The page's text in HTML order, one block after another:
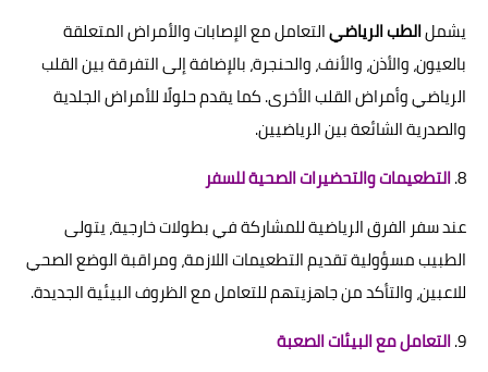
يشملالطب الرياضيالتعامل مع الإصابات والأمراض المتعلقة
بالعيون، والأذن، والأنف، والحنجرة، بالإضافة إلى التفرقة بين القلب
الرياضي وأمراض القلب الأخرى. كما يقدم حلولًا للأمراض الجلدية
والصدرية الشائعة بين الرياضيين.
8. التطعيمات والتحضيرات الصحية للسفر
عند سفر الفرق الرياضية للمشاركة في بطولات خارجية، يتولى
الطبيب مسؤولية تقديم التطعيمات اللازمة، ومراقبة الوضع الصحي
للاعبين، والتأكد من جاهزيتهم للتعامل مع الظروف البيئية الجديدة.
9. التعامل مع البيئات الصعبة